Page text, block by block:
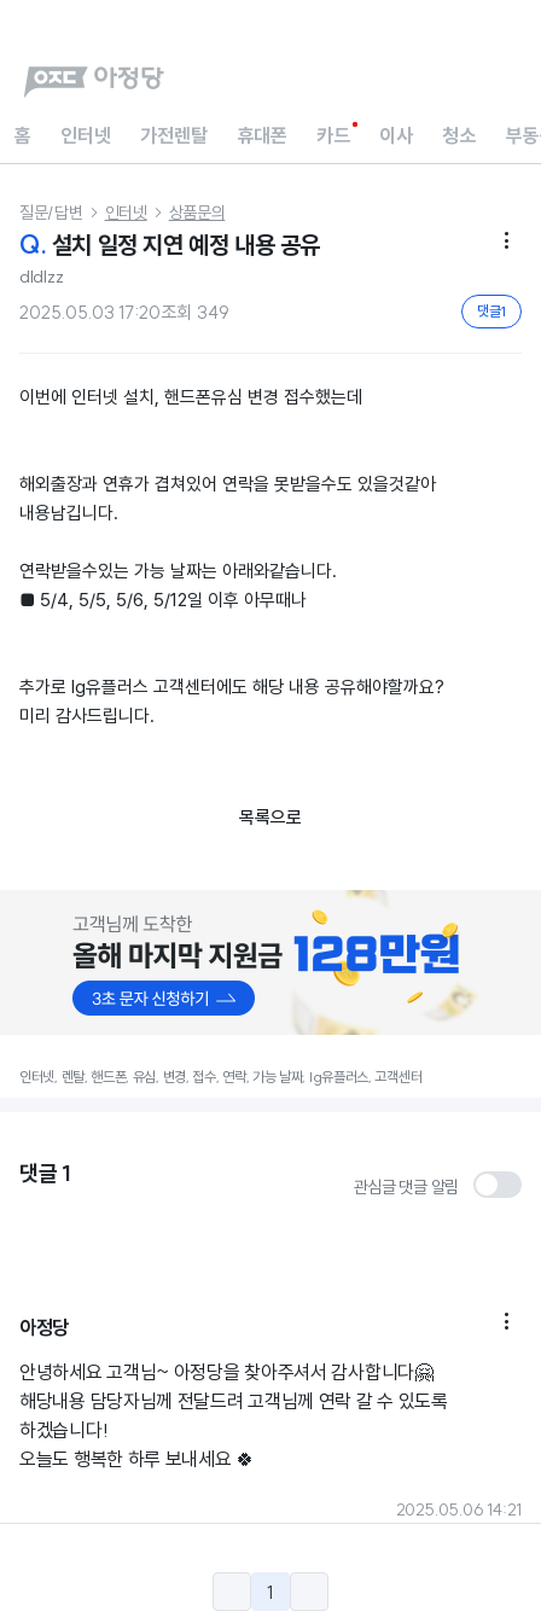
홈 인터넷 가전렌탈 휴대폰 카드 이사 청소 부
질문/답변  인터넷  상품문의
Q. 설치 일정 지연 예정 내용 공유 
dldlzz
2025.05.03 17:20조회 349 댓글1
이번에 인터넷 설치, 핸드폰유심 변경 접수했는데
해외출장과 연휴가 겹쳐있어 연락을 못받을수도 있을것같아
내용남깁니다.
연락받을수있는 가능 날짜는 아래와같습니다.
■ 5/4, 5/5, 5/6, 5/12일 이후 아무때나
추가로 lg유플러스 고객센터에도 해당 내용 공유해야할까요?
미리 감사드립니다.
목록으로
인터넷, 렌탈, 핸드폰, 유심, 변경, 접수, 연락, 가능 날짜, lg유플러스, 고객센터
댓글 1 관심글 댓글 알림
아정당 
안녕하세요 고객님~ 아정당을 찾아주셔서 감사합니다🤗
해당내용 담당자님께 전달드려 고객님께 연락 갈 수 있도록
하겠습니다!
오늘도 행복한 하루 보내세요 🍀
2025.05.06 14:21
1